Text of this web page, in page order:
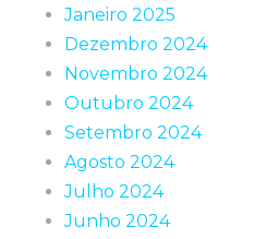
Janeiro 2025
Dezembro 2024
Novembro 2024
Outubro 2024
Setembro 2024
Agosto 2024
Julho 2024
Junho 2024